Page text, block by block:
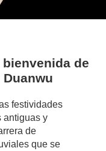
de
festividades
antiguas y
de
que se